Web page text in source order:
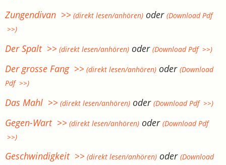
Zungendivan >> (direkt lesen/anhören) oder(Download Pdf
>>)
Der Spalt >> (direkt lesen/anhören) oder(Download Pdf >>)
Der grosse Fang >> (direkt lesen/anhören) oder(Download
Pdf >>)
Das Mahl >> (direkt lesen/anhören) oder(Download Pdf >>)
Gegen-Wart >> (direkt lesen/anhören) oder(Download Pdf
>>)
Geschwindigkeit >> (direkt lesen/anhören) oder(Download